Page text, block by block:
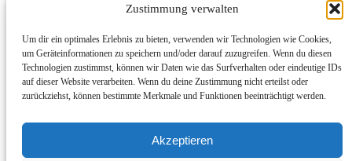
Zustimmung verwalten
Um dir ein optimales Erlebnis zu bieten, verwenden wir Technologien wie Cookies,
um Geräteinformationen zu speichern und/oder darauf zuzugreifen. Wenn du diesen
Technologien zustimmst, können wir Daten wie das Surfverhalten oder eindeutige IDs
auf dieser Website verarbeiten. Wenn du deine Zustimmung nicht erteilst oder
zurückziehst, können bestimmte Merkmale und Funktionen beeinträchtigt werden.
Akzeptieren